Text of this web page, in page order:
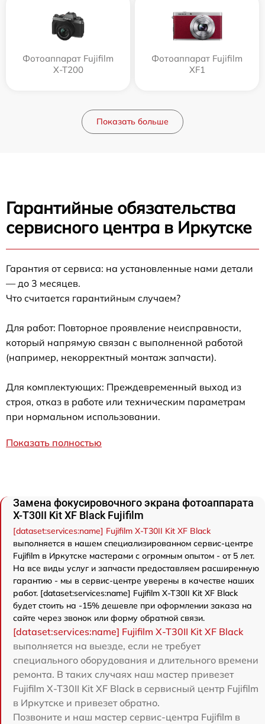
Фотоаппарат Fujifilm
X-T200
Фотоаппарат Fujifilm
XF1
Показать больше
Гарантийные обязательства
сервисного центра в Иркутске
Гарантия от сервиса: на установленные нами детали
— до 3 месяцев.
Что считается гарантийным случаем?
Для работ: Повторное проявление неисправности,
который напрямую связан с выполненной работой
(например, некорректный монтаж запчасти).
Для комплектующих: Преждевременный выход из
строя, отказ в работе или техническим параметрам
при нормальном использовании.
Показать полностью
Замена фокусировочного экрана фотоаппарата
X-T30II Kit XF Black Fujifilm
[dataset:services:name] Fujifilm X-T30II Kit XF Black
выполняется в нашем специализированном сервис-центре
Fujifilm в Иркутске мастерами с огромным опытом - от 5 лет.
На все виды услуг и запчасти предоставляем расширенную
гарантию - мы в сервис-центре уверены в качестве наших
работ. [dataset:services:name] Fujifilm X-T30II Kit XF Black
будет стоить на -15% дешевле при оформлении заказа на
сайте через звонок или форму обратной связи.
[dataset:services:name] Fujifilm X-T30II Kit XF Black
выполняется на выезде, если не требует
специального оборудования и длительного времени
ремонта. В таких случаях наш мастер привезет
Fujifilm X-T30II Kit XF Black в сервисный центр Fujifilm
в Иркутске и привезет обратно.
Позвоните и наш мастер сервис-центра Fujifilm в